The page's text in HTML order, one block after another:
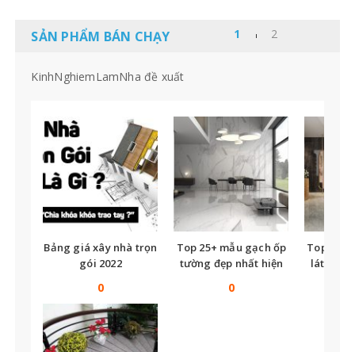
SẢN PHẨM BÁN CHẠY
KinhNghiemLamNha đề xuất
Bảng giá xây nhà trọn
gói 2022
0
Top 25+ mẫu gạch ốp
tường đẹp nhất hiện
0
Top
lát nền